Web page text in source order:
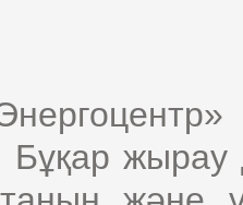
жырау